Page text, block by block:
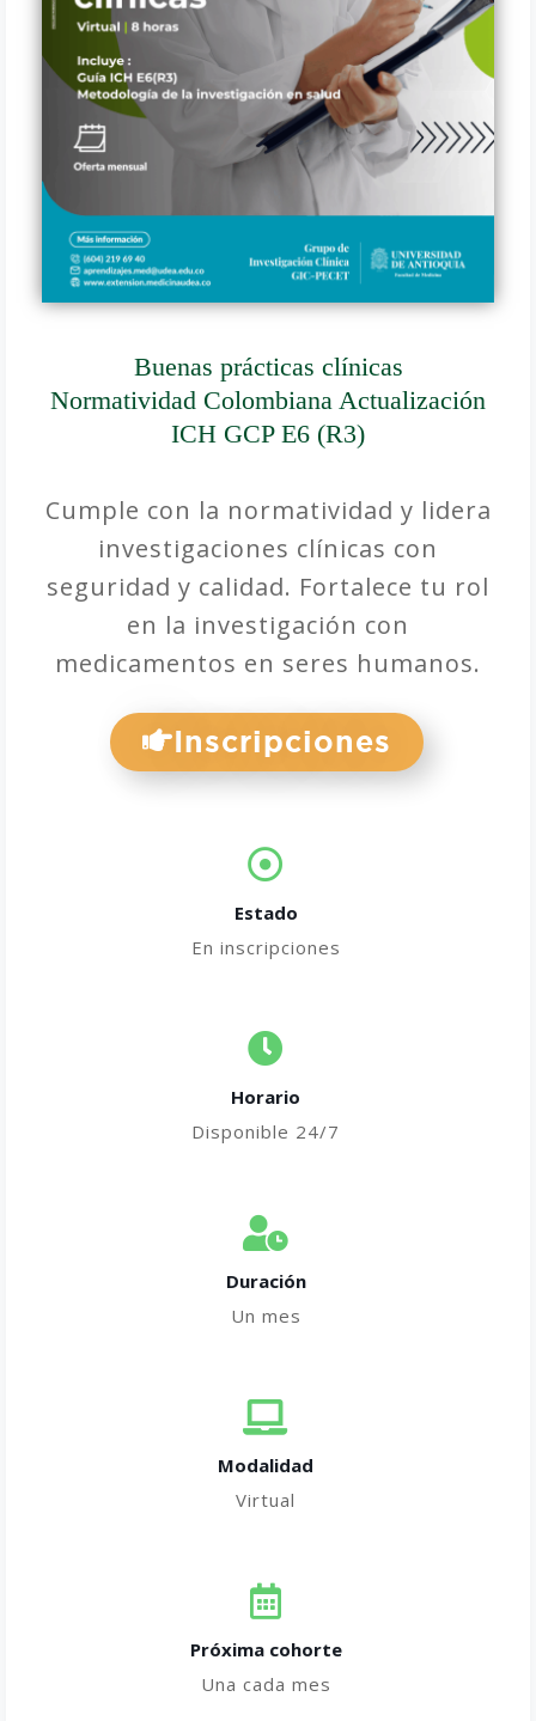
Buenas prácticas clínicas
Normatividad Colombiana Actualización
ICH GCP E6 (R3)
Cumple con la normatividad y lidera
investigaciones clínicas con
seguridad y calidad. Fortalece tu rol
en la investigación con
medicamentos en seres humanos.
Inscripciones
Estado
En inscripciones
Horario
Disponible 24/7
Duración
Un mes
Modalidad
Virtual
Próxima cohorte
Una cada mes